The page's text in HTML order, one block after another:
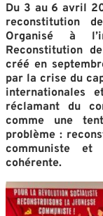
Du 3 au 6 avril
reconstitution
Organisé à
Reconstitution
créé en
par la crise du
internationales
réclamant du
comme une
problème :
communiste
cohérente.